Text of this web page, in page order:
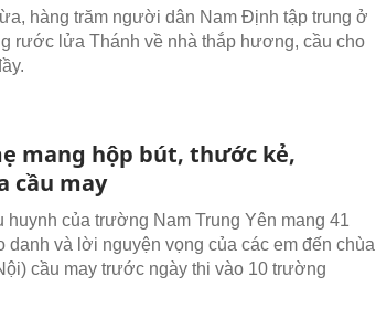
hàng trăm người dân Nam Định tập trung ở
rước lửa Thánh về nhà thắp hương, cầu cho
mang hộp bút, thước kẻ,
cầu may
huynh của trường Nam Trung Yên mang 41
danh và lời nguyện vọng của các em đến chùa
cầu may trước ngày thi vào 10 trường